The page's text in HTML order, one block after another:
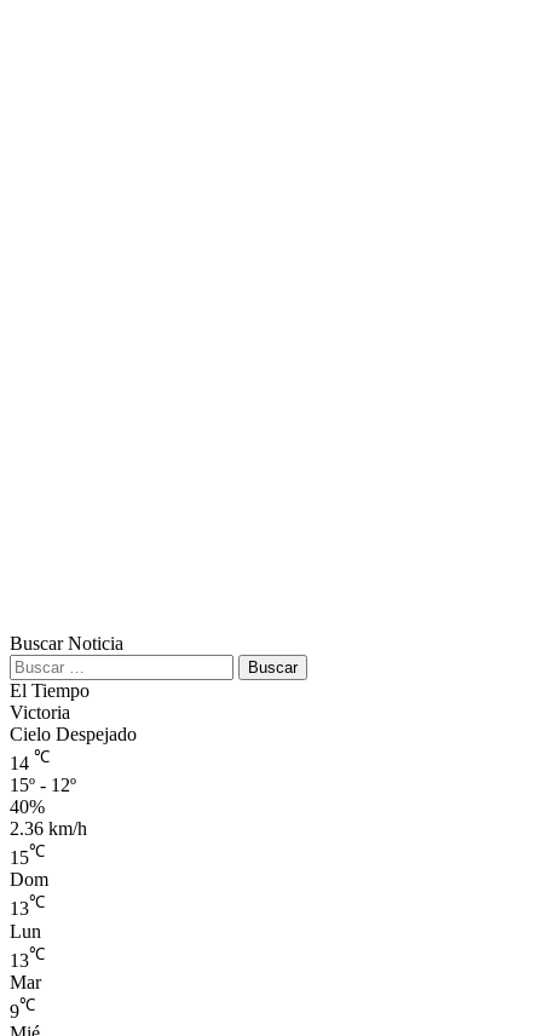
Buscar Noticia
Buscar:
El Tiempo
Victoria
Cielo Despejado
14 ℃
15º - 12º
40%
2.36 km/h
15℃
Dom
13℃
Lun
13℃
Mar
9℃